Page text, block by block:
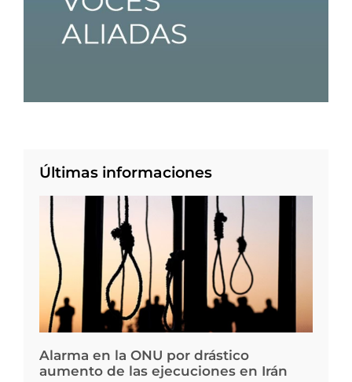
Últimas informaciones
Alarma en la ONU por drástico
aumento de las ejecuciones en Irán